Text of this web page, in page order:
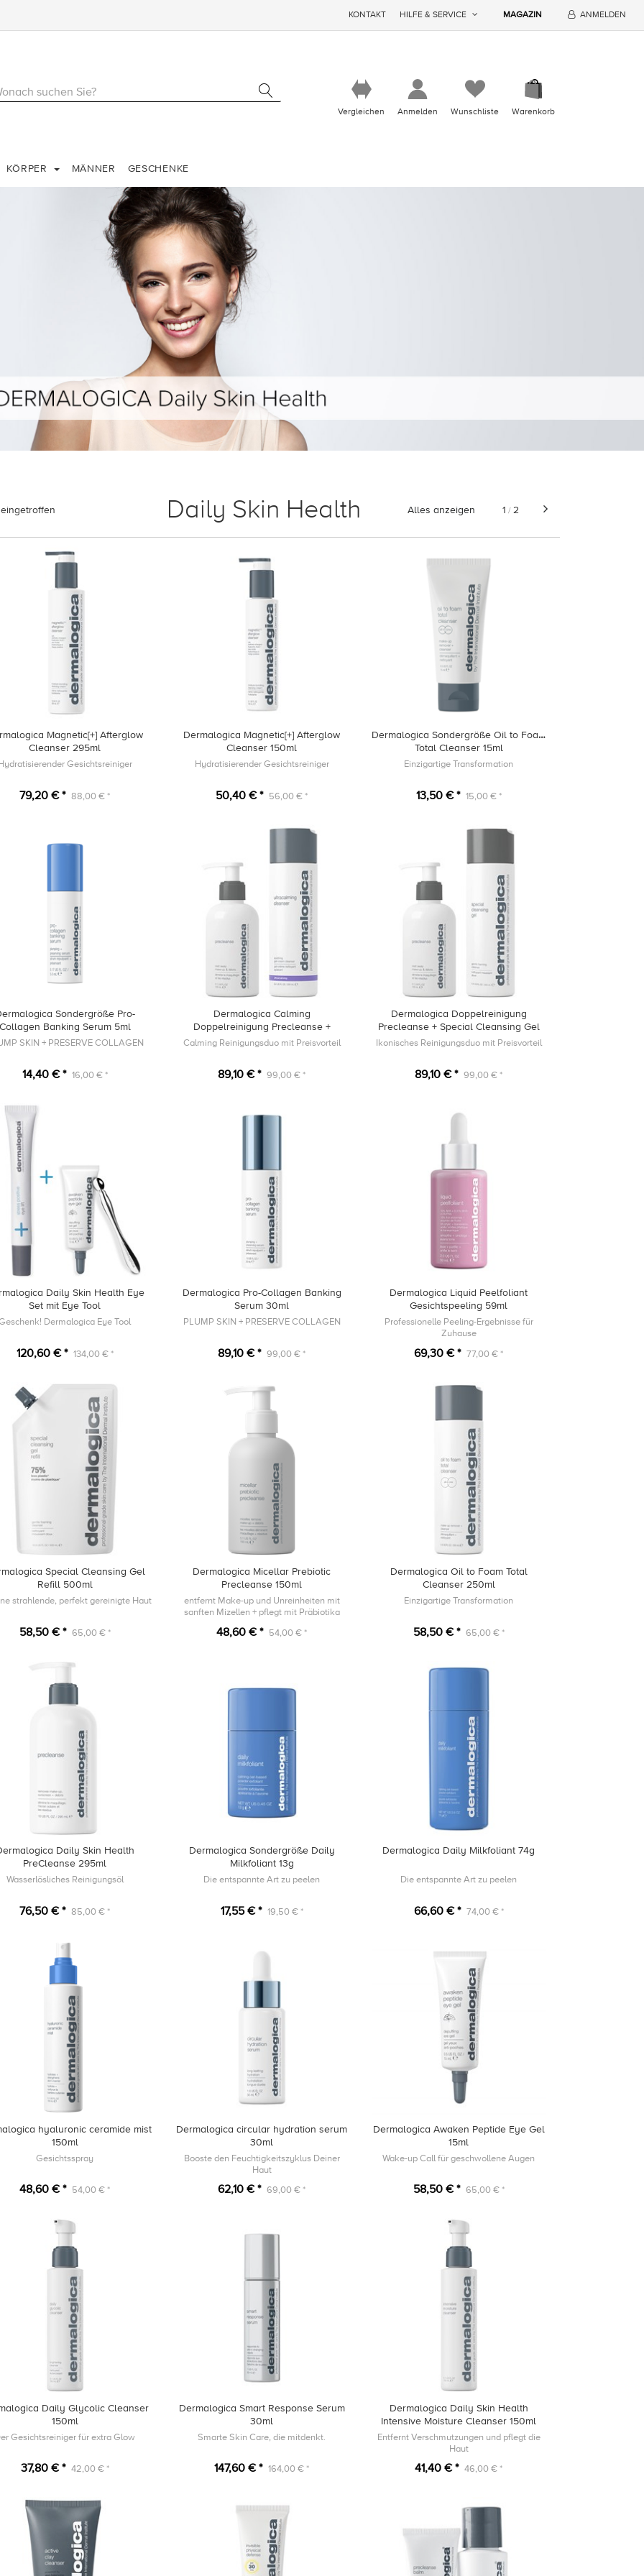
KONTAKT HILFE & SERVICE MAGAZIN ANMELDEN
Vergleichen Anmelden Wunschliste Warenkorb
KÖRPER MÄNNER GESCHENKE
Daily Skin Health Alles anzeigen 1 / 2
Magnetic[+] Afterglow
Cleanser 295ml
Gesichtsreiniger
79,20 € * 88,00 € *
Dermalogica Magnetic[+] Afterglow
Cleanser 150ml
Hydratisierender Gesichtsreiniger
50,40 € * 56,00 € *
Dermalogica Sondergröße Oil to Foam
Total Cleanser 15ml
Einzigartige Transformation
13,50 € * 15,00 € *
Sondergröße Pro-
Banking Serum 5ml
SKIN + PRESERVE COLLAGEN
14,40 € * 16,00 € *
Dermalogica Calming
Doppelreinigung Precleanse +
UltraCalming Cleanser
Calming Reinigungsduo mit Preisvorteil
89,10 € * 99,00 € *
Dermalogica Doppelreinigung
Precleanse + Special Cleansing Gel
Ikonisches Reinigungsduo mit Preisvorteil
89,10 € * 99,00 € *
Daily Skin Health Eye
Set mit Eye Tool
Dermalogica Eye Tool
120,60 € * 134,00 € *
Dermalogica Pro-Collagen Banking
Serum 30ml
PLUMP SKIN + PRESERVE COLLAGEN
89,10 € * 99,00 € *
Dermalogica Liquid Peelfoliant
Gesichtspeeling 59ml
Professionelle Peeling-Ergebnisse für
Zuhause
69,30 € * 77,00 € *
Special Cleansing Gel
Refill 500ml
strahlende, perfekt gereinigte Haut
58,50 € * 65,00 € *
Dermalogica Micellar Prebiotic
Precleanse 150ml
entfernt Make-up und Unreinheiten mit
sanften Mizellen + pflegt mit Präbiotika
48,60 € * 54,00 € *
Dermalogica Oil to Foam Total
Cleanser 250ml
Einzigartige Transformation
58,50 € * 65,00 € *
Daily Skin Health
PreCleanse 295ml
Wasserlösliches Reinigungsöl
76,50 € * 85,00 € *
Dermalogica Sondergröße Daily
Milkfoliant 13g
Die entspannte Art zu peelen
17,55 € * 19,50 € *
Dermalogica Daily Milkfoliant 74g
Die entspannte Art zu peelen
66,60 € * 74,00 € *
hyaluronic ceramide mist
150ml
Gesichtsspray
48,60 € * 54,00 € *
Dermalogica circular hydration serum
30ml
Booste den Feuchtigkeitszyklus Deiner
Haut
62,10 € * 69,00 € *
Dermalogica Awaken Peptide Eye Gel
15ml
Wake-up Call für geschwollene Augen
58,50 € * 65,00 € *
Daily Glycolic Cleanser
150ml
Gesichtsreiniger für extra Glow
37,80 € * 42,00 € *
Dermalogica Smart Response Serum
30ml
Smarte Skin Care, die mitdenkt.
147,60 € * 164,00 € *
Dermalogica Daily Skin Health
Intensive Moisture Cleanser 150ml
Entfernt Verschmutzungen und pflegt die
Haut
41,40 € * 46,00 € *